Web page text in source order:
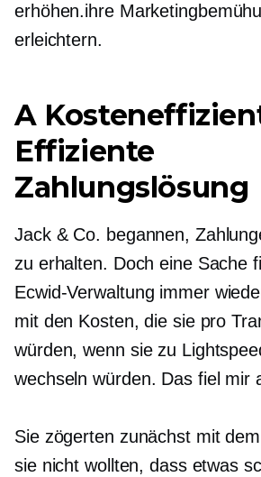
erhöhen.ihre
erleichtern.
A
Effiziente
Zahlungslösung
Jack & Co. begannen,
zu erhalten. Doch eine Sache
Ecwid-Verwaltung immer
mit den Kosten, die sie pro
würden, wenn sie zu
wechseln würden. Das fiel mir
Sie zögerten zunächst mit
sie nicht wollten, dass etwas